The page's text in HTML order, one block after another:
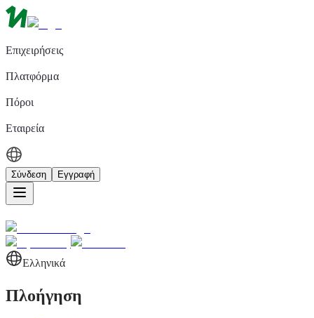
Επιχειρήσεις
Πλατφόρμα
Πόροι
Εταιρεία
Σύνδεση Εγγραφή
Ελληνικά
Πλοήγηση